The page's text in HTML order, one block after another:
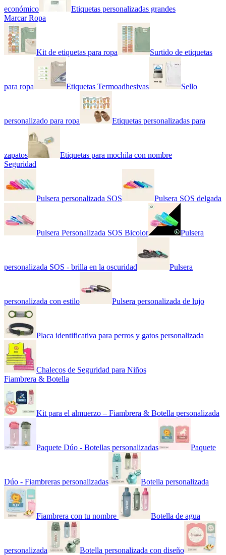
económico
Etiquetas personalizadas grandes
Marcar Ropa
Kit de etiquetas para ropa Surtido de etiquetas
para ropa Etiquetas Termoadhesivas Sello
personalizado para ropa Etiquetas personalizadas para
zapatos
Etiquetas para mochila con nombre
Seguridad
Pulsera personalizada SOS Pulsera SOS delgada
Pulsera Personalizada SOS Bicolor Pulsera
personalizada SOS - brilla en la oscuridad Pulsera
personalizada con estilo Pulsera personalizada de lujo
Placa identificativa para perros y gatos personalizada
Chalecos de Seguridad para Niños
Fiambrera & Botella
Kit para el almuerzo – Fiambrera & Botella personalizada
Paquete Dúo - Botellas personalizadas Paquete
Dúo - Fiambreras personalizadas Botella personalizada
Fiambrera con tu nombre Botella de agua
personalizada Botella personalizada con diseño